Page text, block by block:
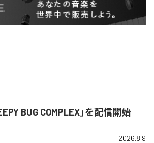
BUG COMPLEX」を配信開始
2026.8.9